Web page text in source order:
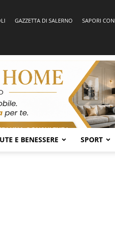
GAZZETTA DI SALERNO SAPORI
E BENESSERE SPORT